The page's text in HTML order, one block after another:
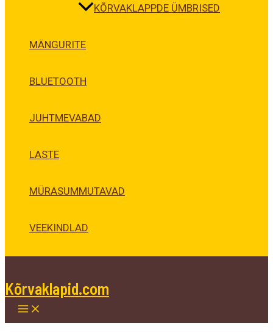
KÕRVAKLAPPDE ÜMBRISED
MÄNGURITE
BLUETOOTH
JUHTMEVABAD
LASTE
MÜRASUMMUTAVAD
VEEKINDLAD
Kõrvaklapid.com